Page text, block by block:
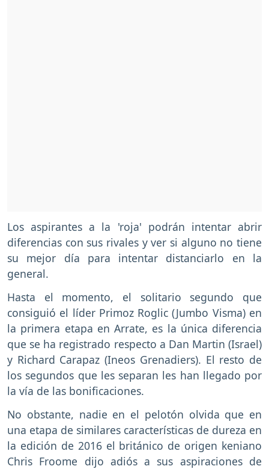
Los aspirantes a la 'roja' podrán intentar abrir
diferencias con sus rivales y ver si alguno no tiene
su mejor día para intentar distanciarlo en la
general.
Hasta el momento, el solitario segundo que
consiguió el líder Primoz Roglic (Jumbo Visma) en
la primera etapa en Arrate, es la única diferencia
que se ha registrado respecto a Dan Martin (Israel)
y Richard Carapaz (Ineos Grenadiers). El resto de
los segundos que les separan les han llegado por
la vía de las bonificaciones.
No obstante, nadie en el pelotón olvida que en
una etapa de similares características de dureza en
la edición de 2016 el británico de origen keniano
Chris Froome dijo adiós a sus aspiraciones de